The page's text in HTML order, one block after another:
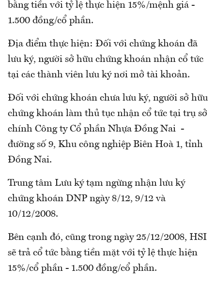
bằng tiền với tỷ lệ thực hiện 15%/mệnh giá -
1.500 đồng/cổ phần.
Địa điểm thực hiện: Đối với chứng khoán đã
lưu ký, người sở hữu chứng khoán nhận cổ tức
tại các thành viên lưu ký nơi mở tài khoản.
Đối với chứng khoán chưa lưu ký, người sở hữu
chứng khoán làm thủ tục nhận cổ tức tại trụ sở
chính Công ty Cổ phần Nhựa Đồng Nai -
đường số 9, Khu công nghiệp Biên Hoà 1, tỉnh
Đồng Nai.
Trung tâm Lưu ký tạm ngừng nhận lưu ký
chứng khoán DNP ngày 8/12, 9/12 và
10/12/2008.
Bên cạnh đó, cũng trong ngày 25/12/2008, HSI
sẽ trả cổ tức bằng tiền mặt với tỷ lệ thực hiện
15%/cổ phần - 1.500 đồng/cổ phần.